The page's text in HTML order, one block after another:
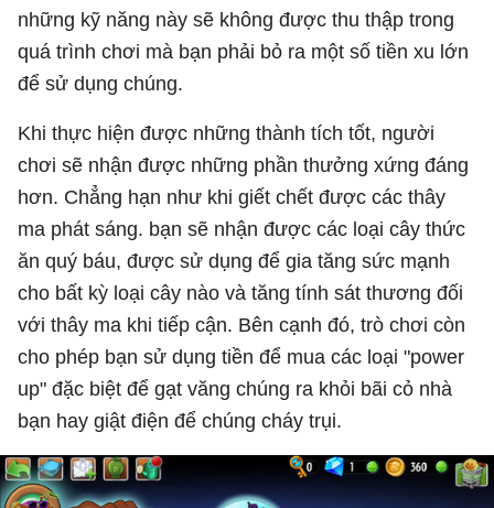
những kỹ năng này sẽ không được thu thập trong
quá trình chơi mà bạn phải bỏ ra một số tiền xu lớn
để sử dụng chúng.
Khi thực hiện được những thành tích tốt, người
chơi sẽ nhận được những phần thưởng xứng đáng
hơn. Chẳng hạn như khi giết chết được các thây
ma phát sáng. bạn sẽ nhận được các loại cây thức
ăn quý báu, được sử dụng để gia tăng sức mạnh
cho bất kỳ loại cây nào và tăng tính sát thương đối
với thây ma khi tiếp cận. Bên cạnh đó, trò chơi còn
cho phép bạn sử dụng tiền để mua các loại "power
up" đặc biệt để gạt văng chúng ra khỏi bãi cỏ nhà
bạn hay giật điện để chúng cháy trụi.